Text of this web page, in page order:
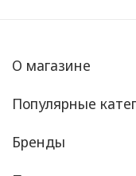
О магазине
Популярные
Бренды